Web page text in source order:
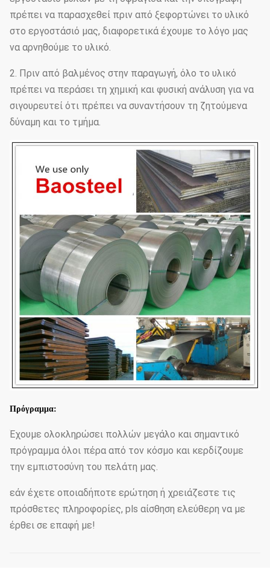
πρέπει να παρασχεθεί πριν από ξεφορτώνει το υλικό
στο εργοστάσιό μας, διαφορετικά έχουμε το λόγο μας
να αρνηθούμε το υλικό.
2. Πριν από βαλμένος στην παραγωγή, όλο το υλικό
πρέπει να περάσει τη χημική και φυσική ανάλυση για να
σιγουρευτεί ότι πρέπει να συναντήσουν τη ζητούμενα
δύναμη και το τμήμα.
Πρόγραμμα:
Έχουμε ολοκληρώσει πολλών μεγάλο και σημαντικό
πρόγραμμα όλοι πέρα από τον κόσμο και κερδίζουμε
την εμπιστοσύνη του πελάτη μας.
εάν έχετε οποιαδήποτε ερώτηση ή χρειάζεστε τις
πρόσθετες πληροφορίες, pls αίσθηση ελεύθερη να με
έρθει σε επαφή με!